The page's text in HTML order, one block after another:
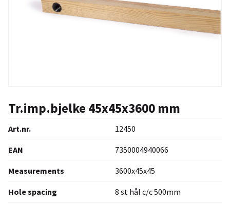
Tr.imp.bjelke 45x45x3600 mm
Art.nr. 12450
EAN 7350004940066
Measurements 3600x45x45
Hole spacing 8 st hål c/c 500mm